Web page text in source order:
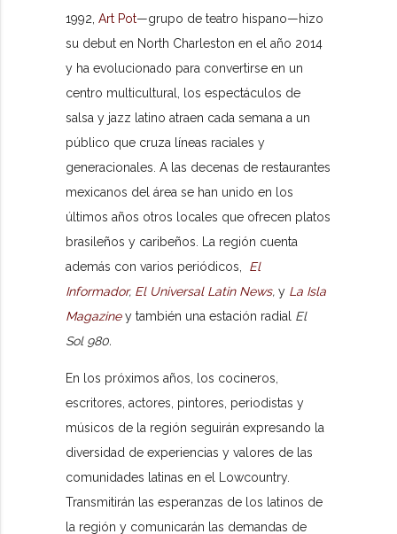
1992,Art Pot—grupo de teatro hispano—hizo
su debut en North Charleston en el año 2014
y ha evolucionado para convertirse en un
centro multicultural, los espectáculos de
salsa y jazz latino atraen cada semana a un
público que cruza líneas raciales y
generacionales. A las decenas de restaurantes
mexicanos del área se han unido en los
últimos años otros locales que ofrecen platos
brasileños y caribeños. La región cuenta
además con varios periódicos, El
Informador, El Universal Latin News, y La Isla
Magaziney también una estación radial El
Sol 980.
En los próximos años, los cocineros,
escritores, actores, pintores, periodistas y
músicos de la región seguirán expresando la
diversidad de experiencias y valores de las
comunidades latinas en el Lowcountry.
Transmitirán las esperanzas de los latinos de
la región y comunicarán las demandas de